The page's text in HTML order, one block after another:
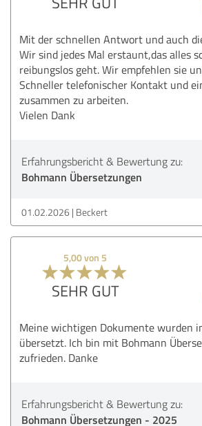
Mit der schnellen Antwort und auch
Wir sind jedes Mal erstaunt,das alles
reibungslos geht. Wir empfehlen sie
Schneller telefonischer Kontakt und
zusammen zu arbeiten.
Vielen Dank
Erfahrungsbericht & Bewertung zu:
Bohmann Übersetzungen
01.02.2026 Beckert
5,00 von 5
SEHR GUT
Meine wichtigen Dokumente wurden
übersetzt. Ich bin mit Bohmann
zufrieden. Danke
Erfahrungsbericht & Bewertung zu:
Bohmann Übersetzungen - 2025